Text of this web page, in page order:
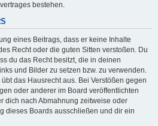
bestehen.
eines Beitrags, dass er keine Inhalte
Recht oder die guten Sitten verstoßen. Du
du das Recht besitzt, die in deinen
und Bilder zu setzen bzw. zu verwenden.
das Hausrecht aus. Bei Verstößen gegen
oder anderer im Board veröffentlichten
dich nach Abmahnung zeitweise oder
dieses Boards ausschließen und dir ein